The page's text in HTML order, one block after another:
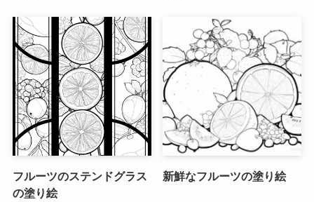
フルーツのステンドグラス
の塗り絵
新鮮なフルーツの塗り絵